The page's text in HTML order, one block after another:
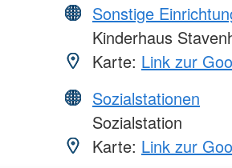
Sonstige
Kinderhaus
Karte: Link zur
Sozialstationen
Sozialstation
Karte: Link zur